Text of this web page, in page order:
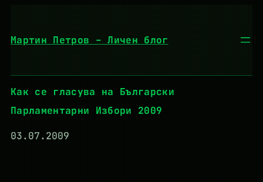
Мартин Петров – Личен блог
Как се гласува на Български
Парламентарни Избори 2009
03.07.2009